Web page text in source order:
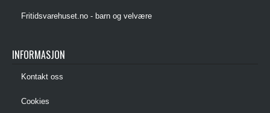
Fritidsvarehuset.no - barn og velvære
INFORMASJON
Kontakt oss
Cookies